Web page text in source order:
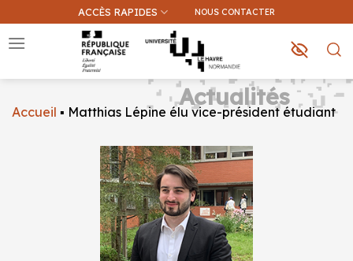
au
contenu
ACCÈS RAPIDES NOUS CONTACTER
Une information sur ce site
Une formation
Accueil ▪ Matthias Lépine élu vice-président étudiant
Actualités